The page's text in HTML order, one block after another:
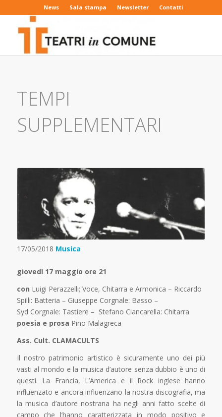
News Sala stampa Newsletter Contatti
TEMPI
SUPPLEMENTARI
17/05/2018 Musica
giovedì 17 maggio ore 21
con Luigi Perazzelli; Voce, Chitarra e Armonica – Riccardo
Spilli: Batteria – Giuseppe Corgnale: Basso –
Syd Corgnale: Tastiere – Stefano Ciancarella: Chitarra
poesia e prosa Pino Malagreca
Ass. Cult. CLAMACULTS
Il nostro patrimonio artistico è sicuramente uno dei più
vasti al mondo e la musica d’autore senza dubbio è uno di
questi. La Francia, L’America e il Rock inglese hanno
influenzato e ancora influenzano la nostra discografia, ma
la musica d’autore nostrana ha negli anni fatto scelte di
campo che l’hanno caratterizzata in modo positivo e